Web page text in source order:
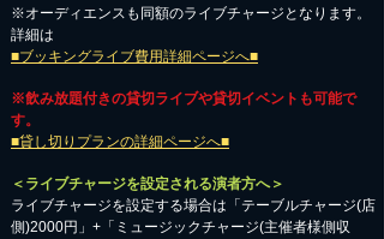
※オーディエンスも同額のライブチャージとなります。
詳細は
■ブッキングライブ費用詳細ページへ■
※飲み放題付きの貸切ライブや貸切イベントも可能で
す。
■貸し切りプランの詳細ページへ■
＜ライブチャージを設定される演者方へ＞
ライブチャージを設定する場合は「テーブルチャージ(店
側)2000円」+「ミュージックチャージ(主催者様側収